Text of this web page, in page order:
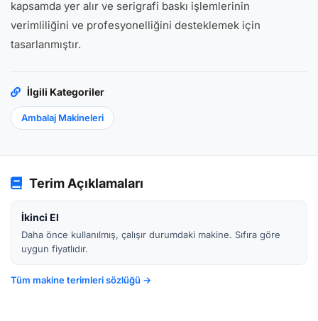
kapsamda yer alır ve serigrafi baskı işlemlerinin
verimliliğini ve profesyonelliğini desteklemek için
tasarlanmıştır.
İlgili Kategoriler
Ambalaj Makineleri
Terim Açıklamaları
İkinci El
Daha önce kullanılmış, çalışır durumdaki makine. Sıfıra göre
uygun fiyatlıdır.
Tüm makine terimleri sözlüğü →